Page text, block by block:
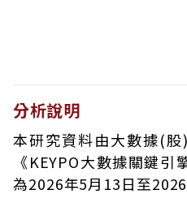
分析說明
本研究資料由大數據(
《KEYPO大數據關鍵
為2026年5月13日至